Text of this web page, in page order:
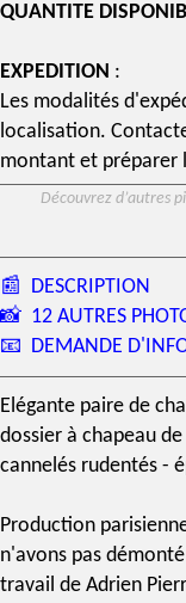
QUANTITE
EXPEDITION :
Les modalités
localisation.
montant et préparer
Découvrez d’autres
📰 DESCRIPTION
📸 12 AUTRES
📧 DEMANDE
Elégante paire de
dossier à chapeau
cannelés rudentés -
Production
n'avons pas
travail de Adrien